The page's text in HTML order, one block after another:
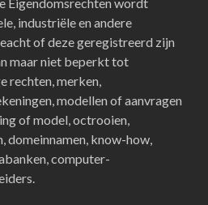
industriële en andere
of deze geregistreerd zijn
maar niet beperkt tot
rechten, merken,
modellen of aanvragen
of model, octrooien,
domeinnamen, know-how,
computer-